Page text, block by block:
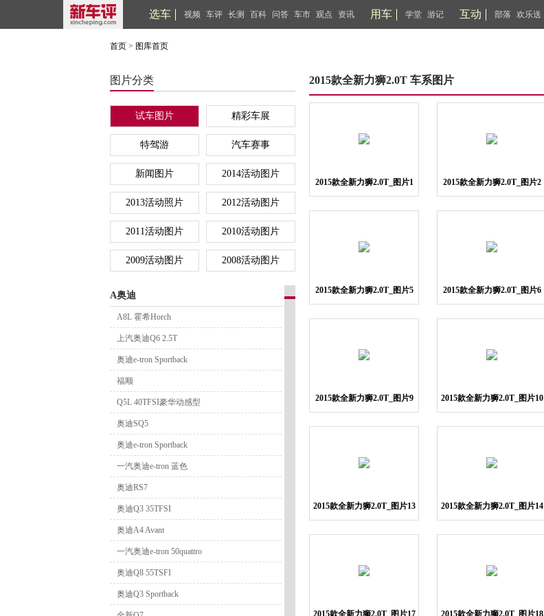
选车 视频 车评 长测 百科 问答 车市 观点 资讯 用车 学堂 游记 互动 部落 欢乐送
首页 > 图库首页
图片分类
试车图片 精彩车展
特驾游 汽车赛事
新闻图片 2014活动图片
2013活动照片 2012活动图片
2011活动图片 2010活动图片
2009活动图片 2008活动图片
A奥迪
A8L 霍希Horch
上汽奥迪Q6 2.5T
奥迪e-tron Sportback
福顺
Q5L 40TFSI豪华动感型
奥迪SQ5
奥迪e-tron Sportback
一汽奥迪e-tron 蓝色
奥迪RS7
奥迪Q3 35TFSI
奥迪A4 Avant
一汽奥迪e-tron 50quattro
奥迪Q8 55TSFI
奥迪Q3 Sportback
2015款全新力狮2.0T 车系图片
2015款全新力狮2.0T_图片1 2015款全新力狮2.0T_图片2
2015款全新力狮2.0T_图片5 2015款全新力狮2.0T_图片6
2015款全新力狮2.0T_图片9 2015款全新力狮2.0T_图片10
2015款全新力狮2.0T_图片13 2015款全新力狮2.0T_图片14
2015款全新力狮2.0T_图片17 2015款全新力狮2.0T_图片18